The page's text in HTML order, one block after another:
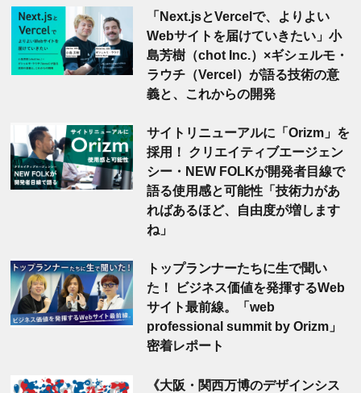
「Next.jsとVercelで、よりよい
Webサイトを届けていきたい」小
島芳樹（chot Inc.）×ギシェルモ・
ラウチ（Vercel）が語る技術の意
義と、これからの開発
サイトリニューアルに「Orizm」を
採用！ クリエイティブエージェン
シー・NEW FOLKが開発者目線で
語る使用感と可能性「技術力があ
ればあるほど、自由度が増します
ね」
トップランナーたちに生で聞い
た！ ビジネス価値を発揮するWeb
サイト最前線。「web
professional summit by Orizm」
密着レポート
《大阪・関西万博のデザインシス